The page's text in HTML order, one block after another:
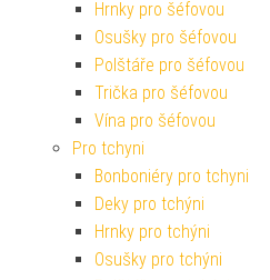
Hrnky pro šéfovou
Osušky pro šéfovou
Polštáře pro šéfovou
Trička pro šéfovou
Vína pro šéfovou
Pro tchyni
Bonboniéry pro tchyni
Deky pro tchýni
Hrnky pro tchýni
Osušky pro tchýni